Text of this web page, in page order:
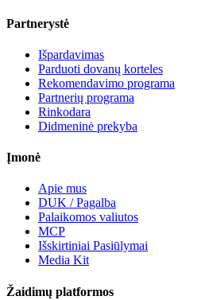
Partnerystė
Išpardavimas
Parduoti dovanų korteles
Rekomendavimo programa
Partnerių programa
Rinkodara
Didmeninė prekyba
Įmonė
Apie mus
DUK / Pagalba
Palaikomos valiutos
MCP
Išskirtiniai Pasiūlymai
Media Kit
Žaidimų platformos